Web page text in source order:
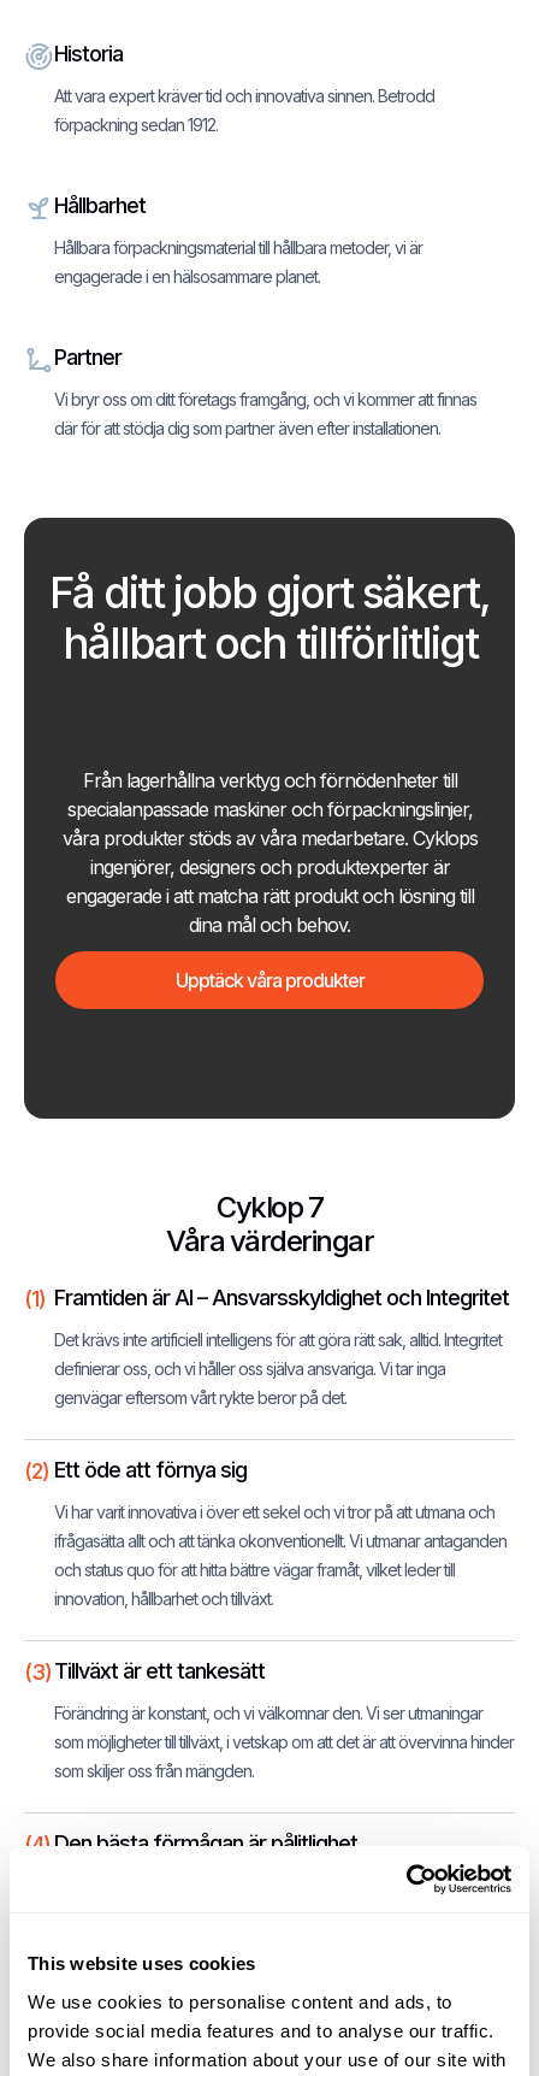
This website uses cookies
We use cookies to personalise content and ads, to
provide social media features and to analyse our traffic.
We also share information about your use of our site with
Historia
Att vara expert kräver tid och innovativa sinnen. Betrodd
förpackning sedan 1912.
Hållbarhet
Hållbara förpackningsmaterial till hållbara metoder, vi är
engagerade i en hälsosammare planet.
Partner
Vi bryr oss om ditt företags framgång, och vi kommer att finnas
där för att stödja dig som partner även efter installationen.
Få ditt jobb gjort säkert,
hållbart och tillförlitligt
Från lagerhållna verktyg och förnödenheter till
specialanpassade maskiner och förpackningslinjer,
våra produkter stöds av våra medarbetare. Cyklops
ingenjörer, designers och produktexperter är
engagerade i att matcha rätt produkt och lösning till
dina mål och behov.
Upptäck våra produkter
Cyklop 7
Våra värderingar
(1) Framtiden är AI – Ansvarsskyldighet och Integritet
Det krävs inte artificiell intelligens för att göra rätt sak, alltid. Integritet
definierar oss, och vi håller oss själva ansvariga. Vi tar inga
genvägar eftersom vårt rykte beror på det.
(2) Ett öde att förnya sig
Vi har varit innovativa i över ett sekel och vi tror på att utmana och
ifrågasätta allt och att tänka okonventionellt. Vi utmanar antaganden
och status quo för att hitta bättre vägar framåt, vilket leder till
innovation, hållbarhet och tillväxt.
(3)Tillväxt är ett tankesätt
Förändring är konstant, och vi välkomnar den. Vi ser utmaningar
som möjligheter till tillväxt, i vetskap om att det är att övervinna hinder
som skiljer oss från mängden.
(4) Den bästa förmågan är pålitlighet
Att ställa upp och finnas där för varandra och våra kunder är viktigt.
(5)Precision är viktigt
Vår precision ger kunderna framgång. Varje märke, etikett och kod,